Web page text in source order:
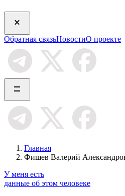
Обратная связьНовостиО проекте
Главная
Фишев Валерий
У меня есть
данные об этом человеке